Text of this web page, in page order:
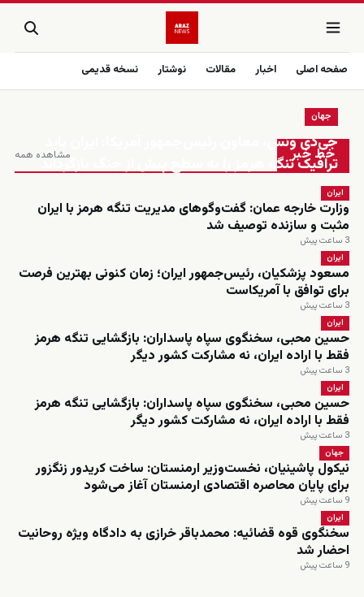
صفحه اصلی اخبار مقالات نوشتار نسخه قدیمی
زنده
خط خبر مشاهده همه
جهان
جی‌دی ونس، معاون رئیس‌جمهور آمریکا: ایران باید
ترافیک تنگه هرمز را به سطح پیش از جنگ بازگرداند
ایران
وزارت خارجه عمان: گفت‌وگوهای مدیریت تنگه هرمز با ایران
مثبت و سازنده توصیف شد
3 ساعت پیش
ایران
مسعود پزشکیان، رئیس‌جمهور ایران؛ زمان کنونی بهترین فرصت
برای توافق با آمریکاست
3 ساعت پیش
ایران
حسین محبی، سخنگوی سپاه پاسداران: بازگشایی تنگه هرمز
فقط با اراده ایران، نه مشارکت کشور دیگر
3 ساعت پیش
ایران
حسین محبی، سخنگوی سپاه پاسداران: بازگشایی تنگه هرمز
فقط با اراده ایران، نه مشارکت کشور دیگر
3 ساعت پیش
جهان
نیکول پاشینیان، نخست‌وزیر ارمنستان: ساخت کریدور زنگزور
برای پایان محاصره اقتصادی ارمنستان آغاز می‌شود
9 ساعت پیش
ایران
سخنگوی قوه قضائیه: محمدباقر خرازی به دادگاه ویژه روحانیت
احضار شد
9 ساعت پیش